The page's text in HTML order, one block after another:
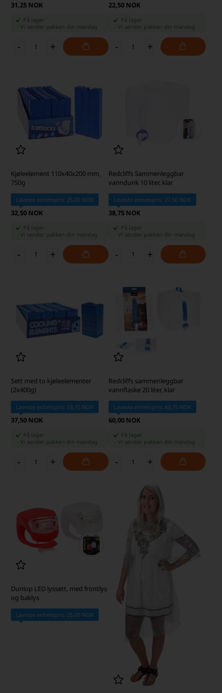
31,25 NOK
På lager
-Vi sender pakken din mandag
- +
22,50 NOK
På lager
Vi sender pakken din mandag
- +
Kjøleelement 110x40x200 mm,
750g
Laveste enhetspris: 25,00 NOK
32,50 NOK
På lager
-Vi sender pakken din mandag
- +
Redcliffs Sammenleggbar
vanndunk 10 liter, klar
Laveste enhetspris: 27,50 NOK
38,75 NOK
På lager
Vi sender pakken din mandag
- +
Sett med to kjøleelementer
(2x400g)
Laveste enhetspris: 23,75 NOK
37,50 NOK
På lager
-Vi sender pakken din mandag
- +
Redcliffs sammenleggbar
vannflaske 20 liter, klar
Laveste enhetspris: 43,75 NOK
60,00 NOK
På lager
Vi sender pakken din mandag
- +
Dunlop LED lyssett, med frontlys
og baklys
Laveste enhetspris: 25,00 NOK